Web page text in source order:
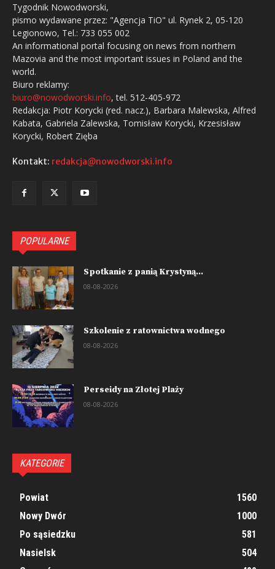
Tygodnik Nowodworski,
pismo wydawane przez: "Agencja TiO" ul. Rynek 2, 05-120
Legionowo, Tel.: 733 055 002
An informational portal focusing on news from northern
Mazovia and the most important issues in Poland and the
world.
Biuro reklamy:
biuro@nowodworski.info, tel. 512-405-972
Redakcja: Piotr Korycki (red. nacz.), Barbara Malewska, Alfred
Kabata, Gabriela Zalewska, Tomisław Korycki, Krzesisław
Korycki, Robert Zięba
Kontakt: redakcja@nowodworski.info
POPULARNE
Spotkanie z panią Krystyną...
08-08-2026
Szkolenie z ratownictwa wodnego
08-08-2026
Perseidy na Złotej Plaży
08-08-2026
KATEGORIE
Powiat
1560
Nowy Dwór
1000
Po sąsiedzku
581
Nasielsk
504